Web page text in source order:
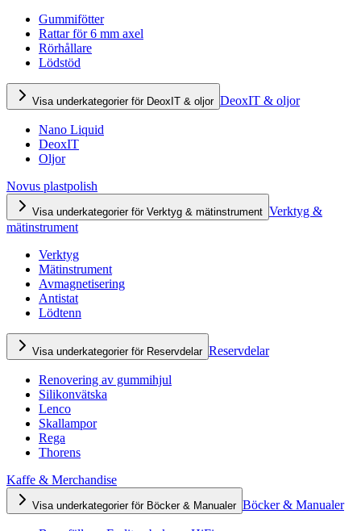
Gummifötter
Rattar för 6 mm axel
Rörhållare
Lödstöd
Visa underkategorier för DeoxIT & oljor DeoxIT & oljor
Nano Liquid
DeoxIT
Oljor
Novus plastpolish
Visa underkategorier för Verktyg & mätinstrument Verktyg &
mätinstrument
Verktyg
Mätinstrument
Avmagnetisering
Antistat
Lödtenn
Visa underkategorier för Reservdelar Reservdelar
Renovering av gummihjul
Silikonvätska
Lenco
Skallampor
Rega
Thorens
Kaffe & Merchandise
Visa underkategorier för Böcker & Manualer Böcker & Manualer